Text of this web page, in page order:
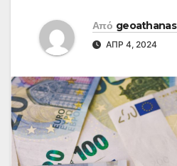
Από geoathanas
ΑΠΡ 4, 2024